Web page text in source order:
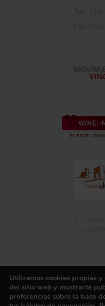
Política de Privacidad
Registro de Actividades de
Utilizamos cookies propias
del sitio web y mostrarte
preferencias sobre la base